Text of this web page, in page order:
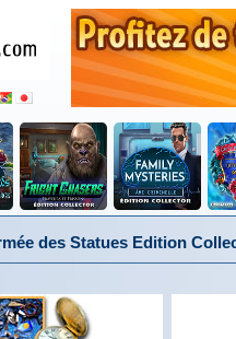
des Statues Edition